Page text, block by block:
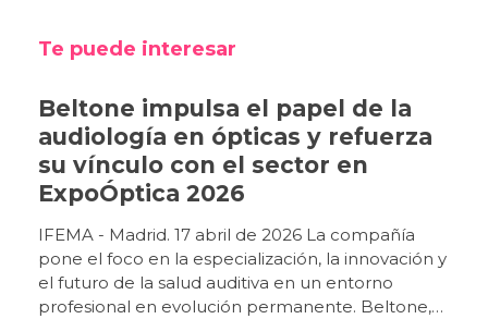
Te puede interesar
Beltone impulsa el papel de la
audiología en ópticas y refuerza
su vínculo con el sector en
ExpoÓptica 2026
IFEMA - Madrid. 17 abril de 2026 La compañía
pone el foco en la especialización, la innovación y
el futuro de la salud auditiva en un entorno
profesional en evolución permanente. Beltone,